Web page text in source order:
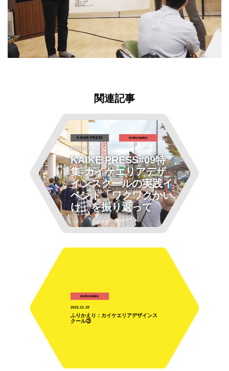
関連記事
KAIKE PRESS wakuwaku
2022.12.21
KAIKE PRESS#09特
集-カイケエリアデザ
インスクールの実践イ
ベント「ワクワクかい
け」を振り返って
wakuwaku
2022.12.20
ふりかえり：カイケエリアデザインス
クール③